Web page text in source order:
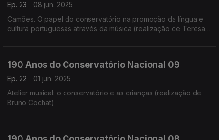
Ep. 23
08 jun. 2025
Camões. O papel do conservatório na promoção da língua e
cultura portuguesas através da música (realização de Teresa
190 Anos do Conservatório Nacional 09
Ep. 22
01 jun. 2025
Atelier musical: o conservatório e as crianças (realização de
Bruno Cochat)